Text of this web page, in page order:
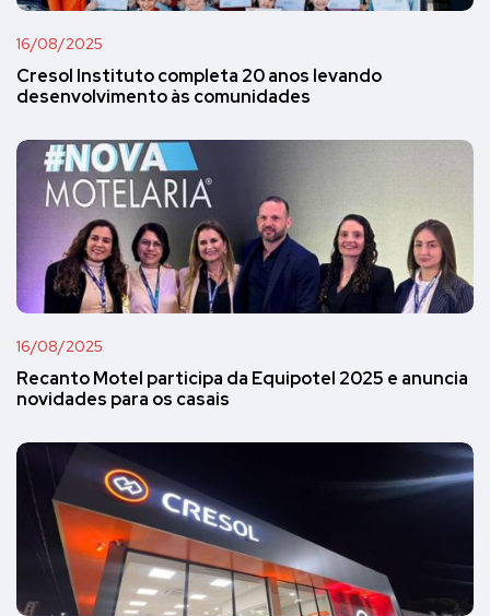
16/08/2025
Cresol Instituto completa 20 anos levando
desenvolvimento às comunidades
16/08/2025
Recanto Motel participa da Equipotel 2025 e anuncia
novidades para os casais